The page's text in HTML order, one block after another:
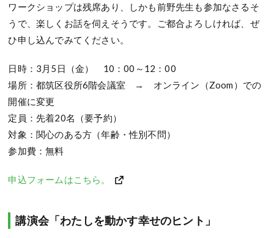
ワークショップは残席あり、しかも前野先生も参加なさるそ
うで、楽しくお話を伺えそうです。ご都合よろしければ、ぜ
ひ申し込んでみてください。
日時：3月5日（金） 10：00～12：00
場所：都筑区役所6階会議室 → オンライン（Zoom）での
開催に変更
定員：先着20名（要予約）
対象：関心のある方（年齢・性別不問）
参加費：無料
申込フォームはこちら。
講演会「わたしを動かす幸せのヒント」